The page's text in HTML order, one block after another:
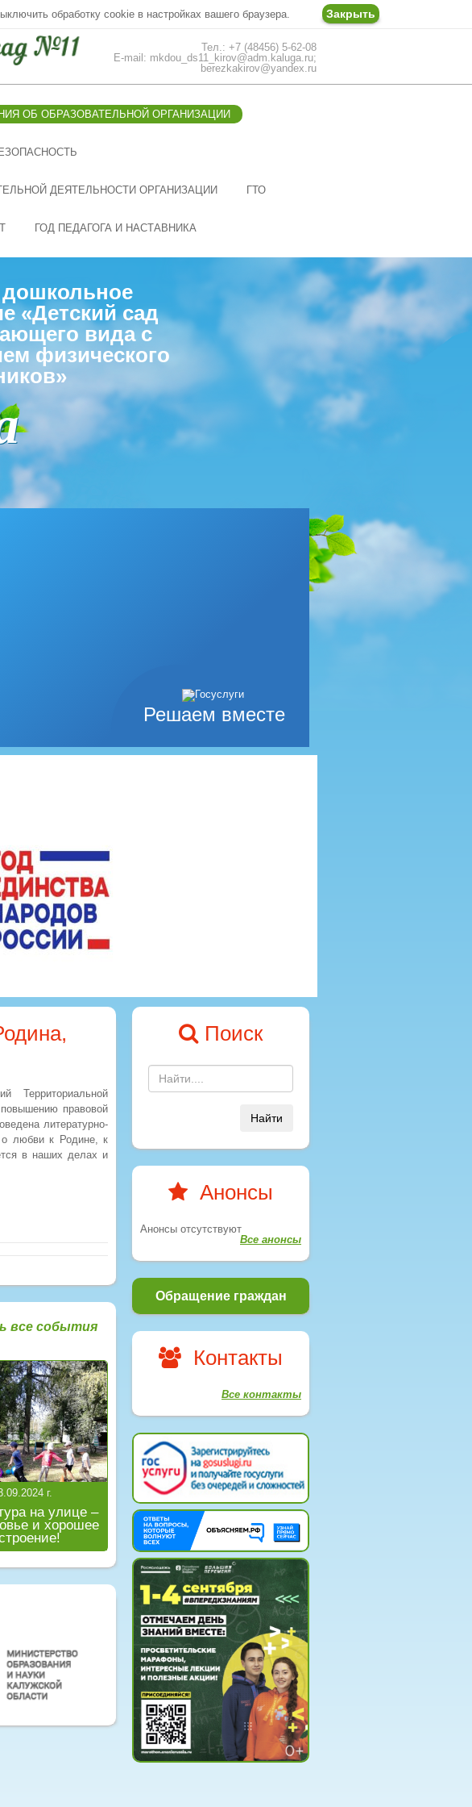
обработку cookie в настройках вашего браузера. Закрыть
Тел.: +7 (48456) 5-62-08
E-mail: mkdou_ds11_kirov@adm.kaluga.ru;
berezkakirov@yandex.ru
ОБ ОБРАЗОВАТЕЛЬНОЙ ОРГАНИЗАЦИИ
ДЕЯТЕЛЬНОСТИ ОРГАНИЗАЦИИ ГТО
ГОД ПЕДАГОГА И НАСТАВНИКА
«Детский сад
вида с
физического
Решаем вместе
Территориальной
правовой
литературно-
о любви к Родине, к
в наших делах и
все события
г.
на улице –
и хорошее
Поиск
Найти
Анонсы
Анонсы отсутствуют
Все анонсы
Обращение граждан
Контакты
Все контакты